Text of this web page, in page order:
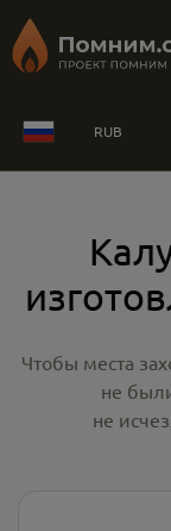
RUB
Чтобы места
не
не